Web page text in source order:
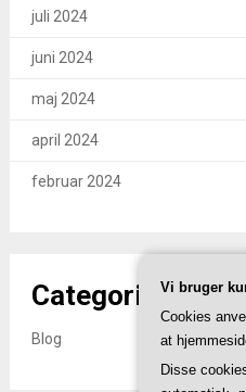
juli 2024
juni 2024
maj 2024
april 2024
februar 2024
Categories
Blog
Vi bruger
Cookies
at
Disse